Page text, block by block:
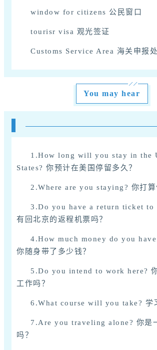
window for citizens 公民窗口
tourisr visa 观光签证
Customs Service Area 海关申报处
You may hear
1.How long will you stay in the
States? 你预计在美国停留多久？
2.Where are you staying? 你打算
3.Do you have a return ticket to
有回北京的返程机票吗？
4.How much money do you
你随身带了多少钱？
5.Do you intend to work here?
工作吗？
6.What course will you take? 学
7.Are you traveling alone? 你是
吗？